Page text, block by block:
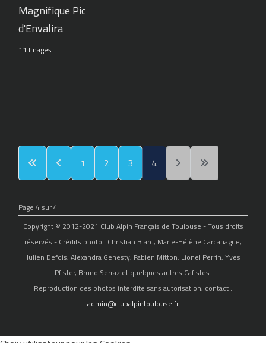
Magnifique Pic
d'Envalira
11 Images
1 2 3 4
Page 4 sur 4
Copyright © 2012-2021 Club Alpin Français de Toulouse - Tous droits
réservés - Crédits photo : Christian Biard, Marie-Hélène Carcanague,
Julien Defois, Alexandra Genesty, Fabien Mitton, Lionel Perrin, Yves
Pfister, Bruno Serraz et quelques autres Cafistes.
Reproduction des photos interdite sans autorisation, contact :
admin@clubalpintoulouse.fr